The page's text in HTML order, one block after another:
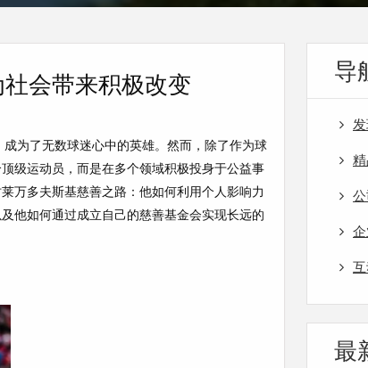
会带来积极改变
为了无数球迷心中的英雄。然而，除了作为球
级运动员，而是在多个领域积极投身于公益事
万多夫斯基慈善之路：他如何利用个人影响力
他如何通过成立自己的慈善基金会实现长远的
导
最